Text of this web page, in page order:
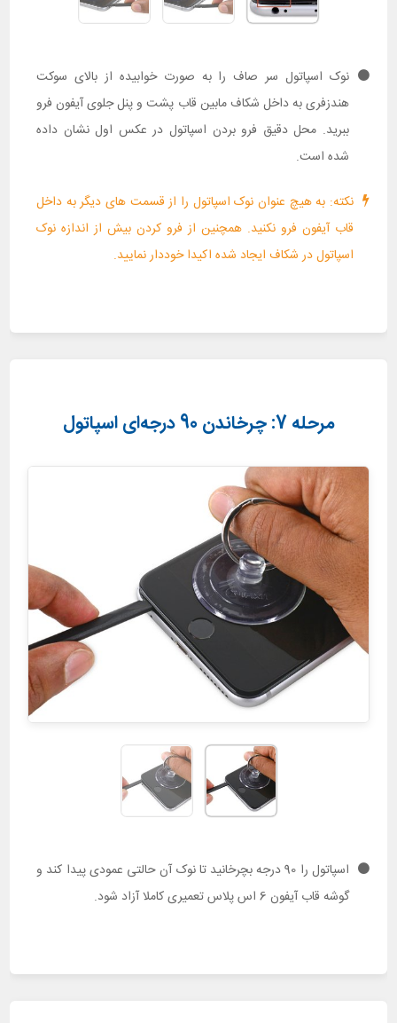
نوک اسپاتول سر صاف را به صورت خوابیده از بالای سوکت
هندزفری به داخل شکاف مابین قاب پشت و پنل جلوی آیفون فرو
ببرید. محل دقیق فرو بردن اسپاتول در عکس اول نشان داده
شده است.
نکته: به هیچ عنوان نوک اسپاتول را از قسمت های دیگر به داخل
قاب آیفون فرو نکنید. همچنین از فرو کردن بیش از اندازه نوک
اسپاتول در شکاف ایجاد شده اکیدا خوددار نمایید.
مرحله 7: چرخاندن 90 درجه‌ای اسپاتول
اسپاتول را 90 درجه بچرخانید تا نوک آن حالتی عمودی پیدا کند و
گوشه قاب آیفون 6 اس پلاس تعمیری کاملا آزاد شود.